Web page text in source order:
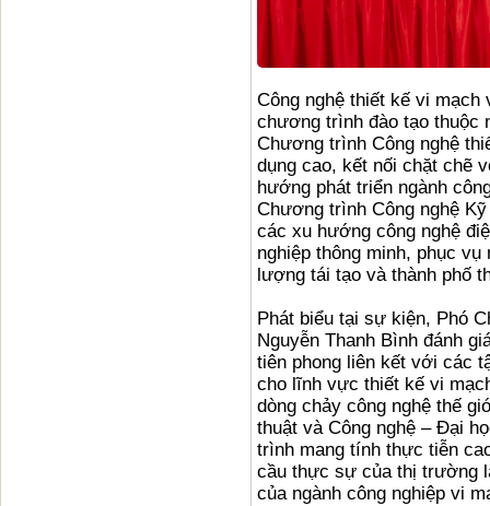
Công nghệ thiết kế vi
chương trình đào tạo thuộc
Chương trình Công nghệ
dụng cao, kết nối chặt chẽ
hướng phát triển ngành
Chương trình Công nghệ
các xu hướng công nghệ
nghiệp thông minh, phục
lượng tái tạo và thành phố
Phát biểu tại sự kiện, Phó
Nguyễn Thanh Bình đánh
tiên phong liên kết với các
cho lĩnh vực thiết kế vi
dòng chảy công nghệ thế
thuật và Công nghệ – Đại
trình mang tính thực tiễn
cầu thực sự của thị trường
của ngành công nghiệp vi